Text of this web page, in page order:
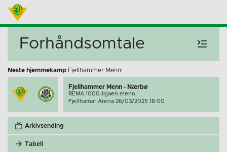
Forhåndsomtale
Neste hjemmekamp Fjellhammer Menn:
Fjellhammer Menn - Nærbø
REMA 1000-ligaen menn
Fjellhamar Arena 26/03/2025 18:00
Arkivsending
Tabell